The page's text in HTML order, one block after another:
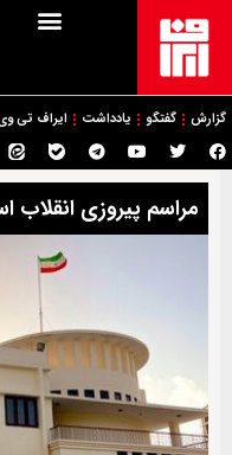
گزارش گفتگو یادداشت ایراف تی
مراسم پیروزی انقلاب